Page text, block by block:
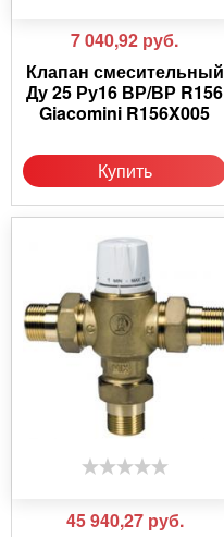
7 040,92 руб.
Клапан смесительный
Ду 25 Ру16 ВР/ВР R156
Giacomini R156X005
Купить
45 940,27 руб.